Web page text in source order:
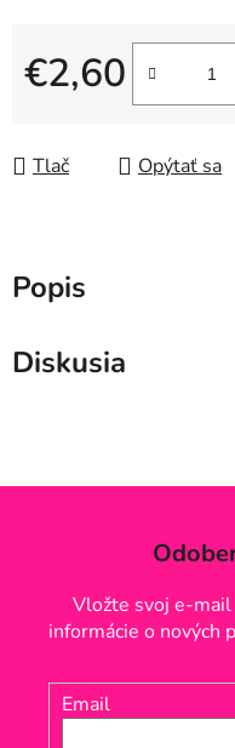
€2,60
Jednotková cena:
Tlač Opýtať sa
Popis
Diskusia
Vložte svoj e-mail
informácie o nových
Email